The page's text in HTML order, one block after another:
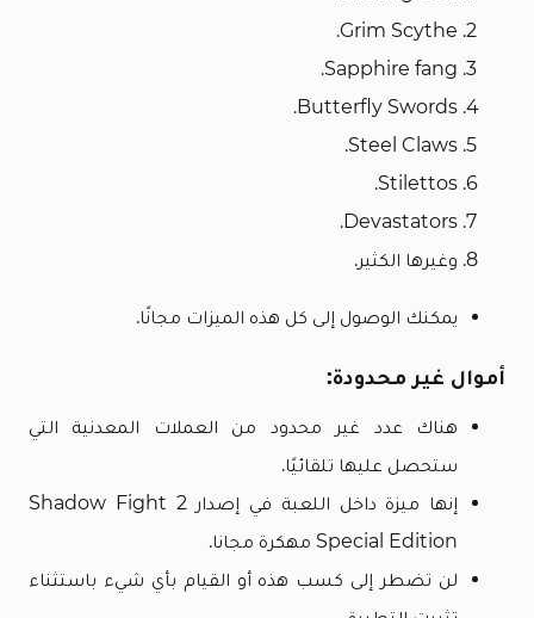
Grim Scythe.
Sapphire fang.
Butterfly Swords.
Steel Claws.
Stilettos.
Devastators.
وغيرها الكثير.
يمكنك الوصول إلى كل هذه الميزات مجانًا.
أموال غير محدودة:
هناك عدد غير محدود من العملات المعدنية التي
ستحصل عليها تلقائيًا.
إنها ميزة داخل اللعبة في إصدار Shadow Fight 2
Special Edition مهكرة مجانا.
لن تضطر إلى كسب هذه أو القيام بأي شيء باستثناء